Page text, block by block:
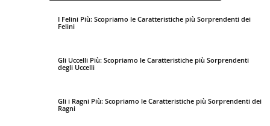
I Felini Più: Scopriamo le Caratteristiche più Sorprendenti dei
Felini
Gli Uccelli Più: Scopriamo le Caratteristiche più Sorprendenti
degli Uccelli
Gli i Ragni Più: Scopriamo le Caratteristiche più Sorprendenti dei
Ragni